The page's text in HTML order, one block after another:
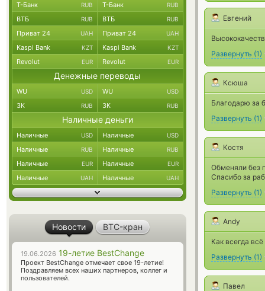
Евгений
Развернуть (1)
Ксюша
Благодарю за
Развернуть (1)
Костя
Обменяли без
Спасибо за
Развернуть (1)
Andy
Как всегда
Развернуть (1)
Павел
Т-Банк RUB Т-Банк RUB
ВТБ RUB ВТБ RUB
Приват 24 UAH Приват 24 UAH
Kaspi Bank KZT Kaspi Bank KZT
Revolut EUR Revolut EUR
Денежные переводы
WU USD WU USD
ЗК RUB ЗК RUB
Наличные деньги
Наличные USD Наличные USD
Наличные RUB Наличные RUB
Наличные EUR Наличные EUR
Наличные UAH Наличные UAH
Новости BTC-кран
19.06.2026 19-летие BestChange
Проект BestChange отмечает свое 19-летие!
Поздравляем всех наших партнеров, коллег и
пользователей.